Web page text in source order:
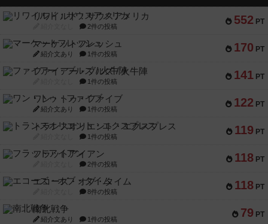
552 PT
リワイルド：サウスアメリカ
2件の投稿
170 PT
マーケットフレッシュ
紹介文あり 1件の投稿
141 PT
ファイアー・ブルズ / 火牛陣
1件の投稿
122 PT
ワン・トゥ・ファイブ
紹介文あり 1件の投稿
119 PT
トランスオリエント・エクスプレス
1件の投稿
118 PT
フラットアイアン
2件の投稿
118 PT
エコーズ・オブ・タイム
8件の投稿
79 PT
南北戦争
紹介文あり 1件の投稿